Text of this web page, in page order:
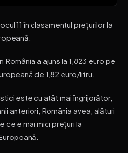
11 în clasamentul prețurilor la
România a ajuns la 1,823 euro pe
de 1,82 euro/litru.
este cu atât mai îngrijorător,
anteriori, România avea, alături
cele mai mici prețuri la